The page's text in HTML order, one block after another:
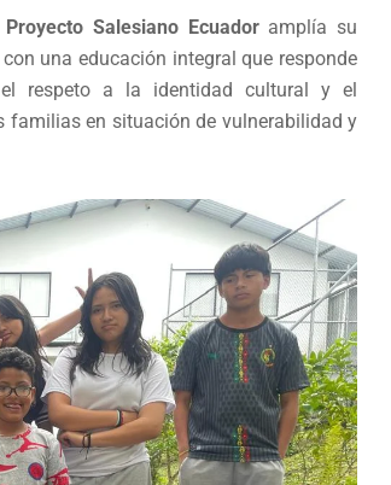
Proyecto Salesiano Ecuadoramplía su
una educación integral que responde
el respeto a la identidad cultural y el
familias en situación de vulnerabilidad y